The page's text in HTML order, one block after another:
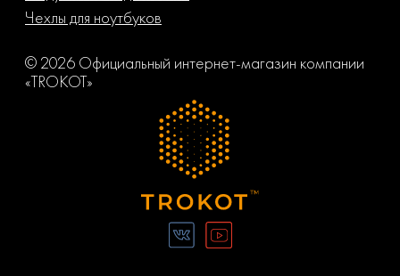
Чехлы для ноутбуков
© 2026 Официальный интернет-магазин компании
«TROKOT»